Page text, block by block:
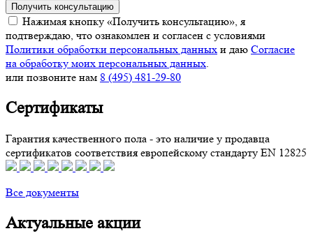
Получить консультацию
Нажимая кнопку «Получить консультацию», я
подтверждаю, что ознакомлен и согласен с условиями
Политики обработки персональных данных и даю Согласие
на обработку моих персональных данных.
или позвоните нам 8 (495) 481-29-80
Сертификаты
Гарантия качественного пола - это наличие у продавца
сертификатов соответствия европейскому стандарту EN 12825
Все документы
Актуальные акции